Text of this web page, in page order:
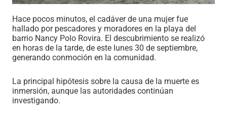
Hace pocos minutos, el cadáver de una mujer fue
hallado por pescadores y moradores en la playa del
barrio Nancy Polo Rovira. El descubrimiento se realizó
en horas de la tarde, de este lunes 30 de septiembre,
generando conmoción en la comunidad.
La principal hipótesis sobre la causa de la muerte es
inmersión, aunque las autoridades continúan
investigando.